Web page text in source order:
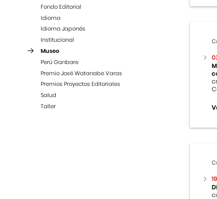
Fondo Editorial
Idioma
Idioma Japonés
Institucional
Museo
Perú Ganbare
Premio José Watanabe Varas
Premios Proyectos Editoriales
Salud
Taller